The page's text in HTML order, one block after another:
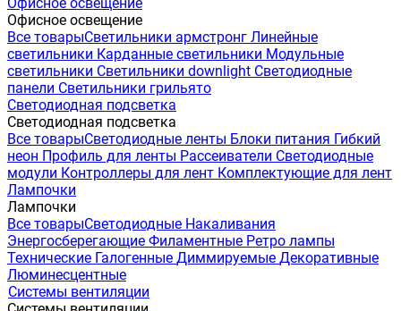
Офисное освещение
Все товарыСветильники армстронг Линейные
светильники Карданные светильники Модульные
светильники Светильники downlight Светодиодные
панели Светильники грильято
Светодиодная подсветка
Светодиодная подсветка
Все товарыСветодиодные ленты Блоки питания Гибкий
неон Профиль для ленты Рассеиватели Светодиодные
модули Контроллеры для лент Комплектующие для лент
Лампочки
Лампочки
Все товарыСветодиодные Накаливания
Энергосберегающие Филаментные Ретро лампы
Технические Галогенные Диммируемые Декоративные
Люминесцентные
Системы вентиляции